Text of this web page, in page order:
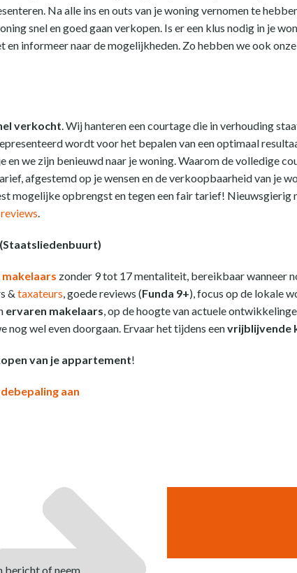
Na alle ins en outs van je woning vernomen te
snel en goed gaan verkopen. Is er een klus nodig in je
en informeer naar de mogelijkheden. Zo hebben we ook
verkocht. Wij hanteren een courtage die in verhouding
wordt voor het bepalen van een optimaal
en we zijn benieuwd naar je woning. Waarom de volledige
afgestemd op je wensen en de verkoopbaarheid van je
mogelijke opbrengst en tegen een fair tarief! Nieuwsgierig
reviews.
zonder 9 tot 17 mentaliteit, bereikbaar wanneer
& taxateurs, goede reviews (Funda 9+), focus op de lokale
ervaren makelaars, op de hoogte van actuele
nog wel even doorgaan. Ervaar het tijdens eenvrijblijvende
van je appartement!
aan
bericht of neem